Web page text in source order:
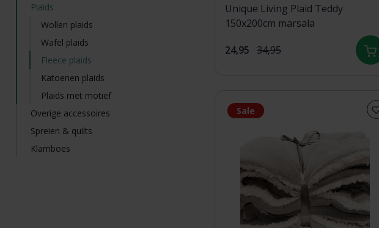
Plaids
Wollen plaids
Wafel plaids
Fleece plaids
Katoenen plaids
Plaids met motief
Overige accessoires
Spreien & quilts
Klamboes
Unique Living Plaid Teddy
150x200cm marsala
24,95 34,95
Sale